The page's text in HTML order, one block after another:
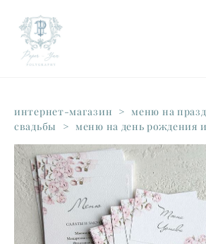
интернет-магазин > меню на
свадьбы
> меню на день рождения